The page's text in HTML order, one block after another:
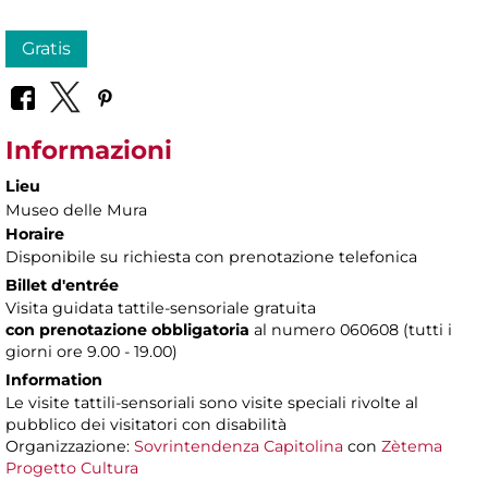
Gratis
Informazioni
Lieu
Museo delle Mura
Horaire
Disponibile su richiesta con prenotazione telefonica
Billet d'entrée
Visita guidata tattile-sensoriale gratuita
con prenotazione obbligatoria al numero 060608 (tutti i
giorni ore 9.00 - 19.00)
Information
Le visite tattili-sensoriali sono visite speciali rivolte al
pubblico dei visitatori con disabilità
Organizzazione: Sovrintendenza Capitolina con Zètema
Progetto Cultura